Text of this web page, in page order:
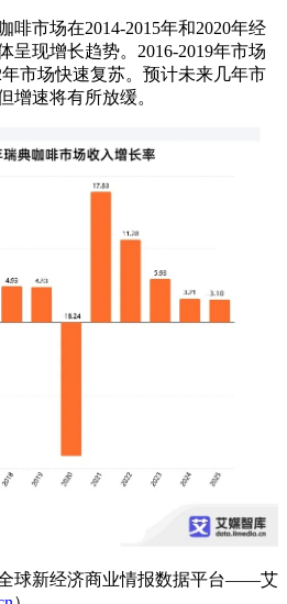
市场在2014-2015年和2020年经
呈现增长趋势。2016-2019年市场
市场快速复苏。预计未来几年市
增速将有所放缓。
新经济商业情报数据平台——艾